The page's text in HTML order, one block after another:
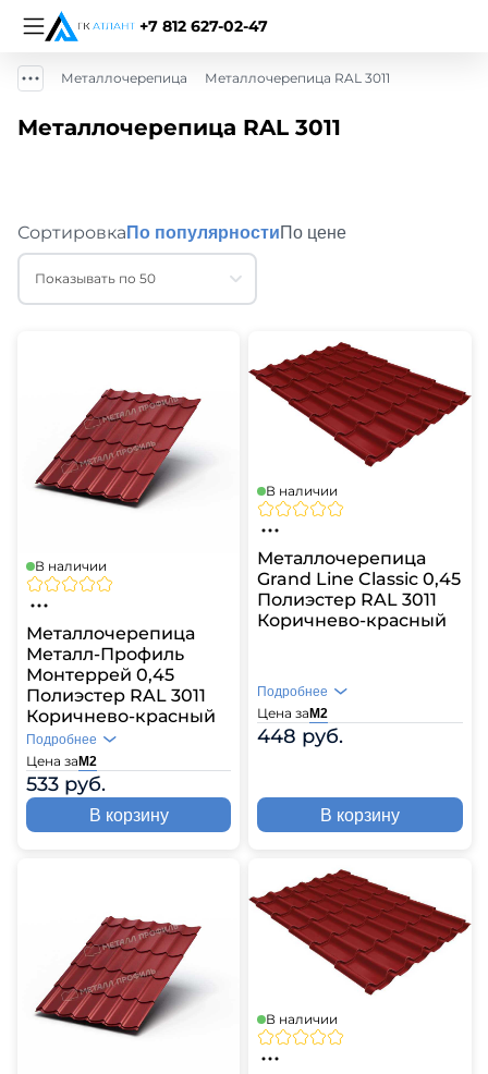
+7 812 627-02-47
Металлочерепица Металлочерепица RAL 3011
Металлочерепица RAL 3011
Сортировка По популярностиПо цене
Показывать по 50
В наличии
Металлочерепица
Металл-Профиль
Монтеррей 0,45
Полиэстер RAL 3011
Коричнево-красный
Цена за М2
533 руб.
Подробнее
В корзину
В наличии
Металлочерепица
Grand Line Classic 0,45
Полиэстер RAL 3011
Коричнево-красный
Цена заМ2
448 руб.
Подробнее
В корзину
В наличии